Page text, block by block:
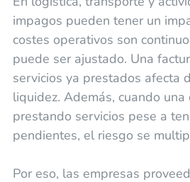
impagos pueden tener un
costes operativos son
puede ser ajustado. Una
servicios ya prestados afecta
liquidez. Además, cuando
prestando servicios pese a
pendientes, el riesgo se
Por eso, las empresas